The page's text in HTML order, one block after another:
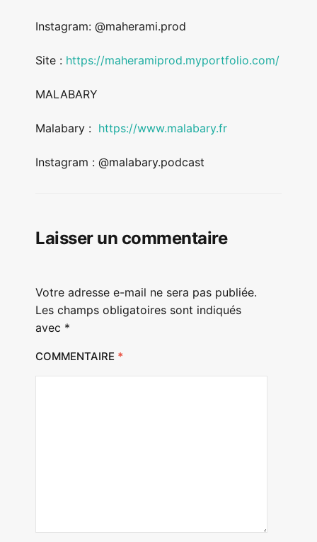
Instagram: @maherami.prod
Site : https://maheramiprod.myportfolio.com/
MALABARY
Malabary : https://www.malabary.fr
Instagram : @malabary.podcast
Laisser un commentaire
Votre adresse e-mail ne sera pas publiée.
Les champs obligatoires sont indiqués
avec *
COMMENTAIRE *